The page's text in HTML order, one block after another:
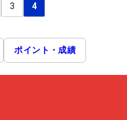
3 4
ポイント・成績